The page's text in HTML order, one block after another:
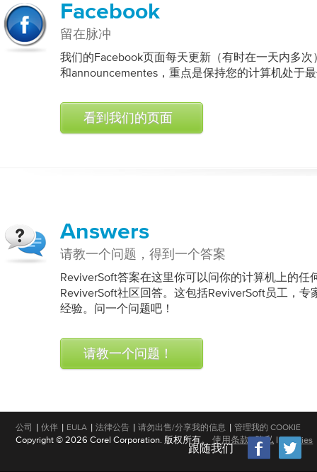
Facebook
留在脉冲
我们的Facebook页面每天更新（有时在一天内多
和announcementes，重点是保持您的计算机处于
看到我们的页面
Answers
请教一个问题，得到一个答案
ReviverSoft答案在这里你可以问你的计算机上的任
ReviverSoft社区回答。这包括ReviverSoft员工，专
经验。问一个问题吧！
请教一个问题！
公司 | 伙伴 | EULA | 法律公告 | 请勿出售/分享我的信息 | 管理我的 COOKIE
Copyright © 2026 Corel Corporation. 版权所有。使用条款|隐私 |Cookies
跟随我们